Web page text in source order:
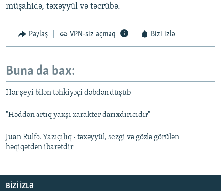
müşahidə, təxəyyül və təcrübə.
Paylaş VPN-siz açmaq Bizi izlə
Buna da bax:
Hər şeyi bilən təhkiyəçi dəbdən düşüb
"Həddən artıq yaxşı xarakter darıxdırıcıdır"
Juan Rulfo. Yazıçılıq - təxəyyül, sezgi və gözlə görülən
həqiqətdən ibarətdir
BIZI IZLƏ